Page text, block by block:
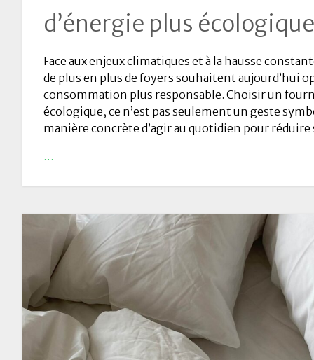
d’énergie plus
Face aux enjeux climatiques et à la hausse
de plus en plus de foyers souhaitent aujourd’hui
consommation plus responsable. Choisir un
écologique, ce n’est pas seulement un geste
manière concrète d’agir au quotidien pour
…